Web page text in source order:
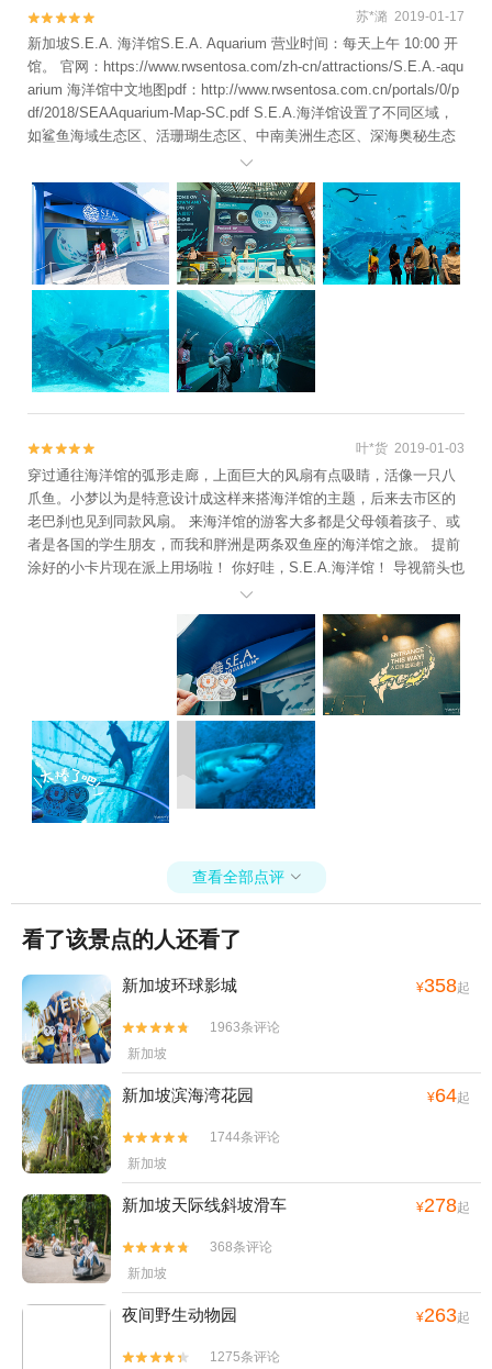

 苏*潞 2019-01-17
新加坡S.E.A. 海洋馆S.E.A. Aquarium 营业时间：每天上午 10:00 开
馆。 官网：https://www.rwsentosa.com/zh-cn/attractions/S.E.A.-aqu
arium 海洋馆中文地图pdf：http://www.rwsentosa.com.cn/portals/0/p
df/2018/SEAAquarium-Map-SC.pdf S.E.A.海洋馆设置了不同区域，
如鲨鱼海域生态区、活珊瑚生态区、中南美洲生态区、深海奥秘生态
区等，展示了生活在爪哇海，马六甲海峡，孟加拉湾，阿拉伯海，红
海和东非等不同海域大约10万多只海洋生物。在这里可以近距离观察
海洋生物，探秘奇妙的海洋世界。 从入口进入，先看到一个沉船生态
区。沉船变成了鱼群的栖息地，焕发新生机。 往前走就到了鲨鱼区，
在这里能看到双髻鲨和护士鲨。 这几只鲨鱼就这么叠躺着，也不动，
引起大家围观。 鲨鱼区出来，头上还能看到鲨鱼游过。 珊瑚区，七彩
斑斓的珊瑚，周围有很多小鱼。 深海奥秘生态区，就是巨型水族观景
窗，大约长36米、高8.3米，看着很壮观。透过透明观景窗可以看到前
口蝠鲼、石斑鱼和各种小鱼，还有阳光透过水面投到水中，连水都在
荡漾着光芒。很多人就坐在地上看鱼群游来游去，仿佛忘记了时间，
沉浸在这片蓝色世界里。这里下午4点有管理员喂食环节（周二至周
日）。 继续往前走是海洋圆厅，180度全视野观景，顶上还有鱼群游
的作品展示，看看小朋友眼中的海洋世界是怎样的呢。 再看一眼巨型
水族观景窗，继续往前走，来到水母区。 不同形态的水母像果冻Jelly
一样透明，怪不得叫Jelly Fish。 随着灯光变幻，水母的每一条纹路也
在变色，就像一场灯光秀，精致又迷人。 看到潜水员在清洁水里的石
头。 珊瑚里的小丑鱼，小朋友都在叫尼莫尼莫~~ 我们在看海洋生物
时，这些动物是如何看待我们呢? 从水族馆出来已经12点多，我们就


 叶*货 2019-01-03
穿过通往海洋馆的弧形走廊，上面巨大的风扇有点吸睛，活像一只八
爪鱼。小梦以为是特意设计成这样来搭海洋馆的主题，后来去市区的
老巴刹也见到同款风扇。 来海洋馆的游客大多都是父母领着孩子、或
者是各国的学生朋友，而我和胖洲是两条双鱼座的海洋馆之旅。 提前
涂好的小卡片现在派上用场啦！ 你好哇，S.E.A.海洋馆！ 导视箭头也
是经过精心设计而成，各种海洋生物的剪影，很可爱！ 刚进入海洋馆
你会经过一个长长的全透明的半弧形顶走廊，可以看到鲨鱼和各种海
洋生物在你头顶游啊游，这体验真是太棒了！ 下面放几个gif让大家感
受一下： 安静幽兰的S.E.A.海洋馆瞬间让人进入了一个桃花源记般的
海底世界，沉醉在一片蔚蓝之中。 所有的鱼儿都和谐共处：有的正在
抱团酣睡，并不想搭理我们这些愚蠢的人类；有的小鱼依附在大鱼上
下，蠢萌地高速摇动着尾 巴生 怕跟不上； 还有的正张大嘴巴抢食物
的鳐鱼，潜入海底喂食的工作人员为了让我们看的更清楚，特意将食
物扔在顶部。有一只小蠢鱼几次吃食都没能 成功 ，围观的游客们哄堂
大笑，也有在一旁鼓励它的小朋友，画面很是可爱。 鳐鱼可爱的“笑
容”可以说是非常治愈了。 在这里，除了可以看到各种海洋生物，你也
卡 哇伊”的 日本 妹子。 工作人员投食完毕后，跟小朋友们的吻别仪式
太惊喜了，在一旁作为老阿姨的我也觉得太有爱啦。 馆内的海洋生物
达曼 海、孟加拉湾和拉克代夫海、波斯湾和阿拉伯海、 红海 、 东非
强大气场了么，忽然想哼支小曲儿：眼睛瞪得像铜铃，射出闪电般的
精明~~~ 如果想要在海洋馆拍出很好看的人物照真的很难，特别是小
梦穿着一身“孕妇装”，但是这张例外！光感和角度都很棒，有种瞬间爱
上自己的冲动，要给胖洲加鸡腿。 又多了一张可以发出来得瑟的照片
啦，感觉都等不及修图了呢~还好在海洋馆里面， 中国 移动的网也是
很不错的，满足了我这小小的愿望~随照随发啦~ 前方高能预
警！！！！ 前方高能预警！！！！ 前方高能预警！！！！ 有密集恐
惧的胖洲吓了一跳，表示完全没法拍摄，小梦只好肩此重任！ 胖洲告
诉我：越是生长在深海的鱼长相越难看，肤浅的我都是采用这个理论
的小鱼“带妆”出境，蓝紫色的唇蜜和眼影很是带感。 各种色彩的珊瑚
和鱼儿看得人眼花缭乱，不得不感叹大自然的神奇。 海洋馆最大的特
色是全球最大的海洋之窗，长36米、高8.3米的全球最大水族观景窗。
站在巨大的玻璃窗前，看着游弋的各种海洋生物，你会被奥妙多姿的
海中奇境所震撼。 从浅水海鱼区再往前走，便是水母区啦！ 透明的水
母君伴随着射灯的颜色变换色彩，像是体内安装了无数条led灯，透过
身体清晰可见。这时的我眼睛几乎都要挨着玻璃窗，手随着它们的律

查看全部点评 
看了该景点的人还看了
新加坡环球影城 ¥358起


1963条评论
新加坡
新加坡滨海湾花园 ¥64起


1744条评论
新加坡
新加坡天际线斜坡滑车 ¥278起


368条评论
新加坡
夜间野生动物园 ¥263起

 1275条评论